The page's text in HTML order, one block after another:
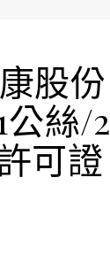
股份
絲/2
可證